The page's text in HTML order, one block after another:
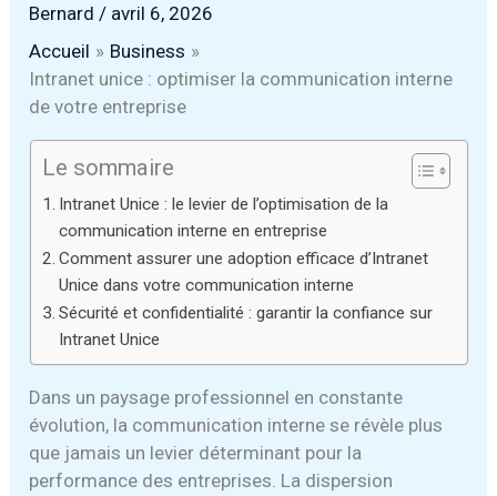
Bernard/ avril 6, 2026
Accueil
Business
Intranet unice : optimiser la communication interne
de votre entreprise
Le sommaire
Intranet Unice : le levier de l’optimisation de la
communication interne en entreprise
Comment assurer une adoption efficace d’Intranet
Unice dans votre communication interne
Sécurité et confidentialité : garantir la confiance sur
Intranet Unice
Dans un paysage professionnel en constante
évolution, la communication interne se révèle plus
que jamais un levier déterminant pour la
performance des entreprises. La dispersion